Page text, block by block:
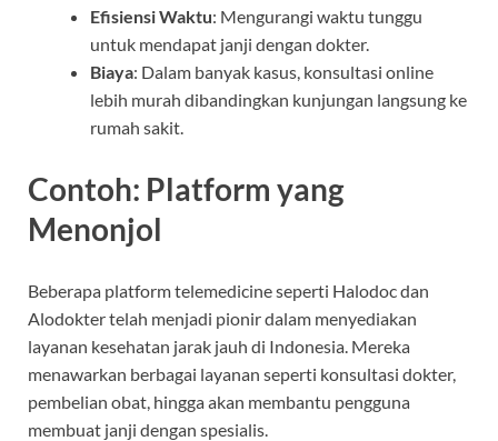
Efisiensi Waktu: Mengurangi waktu tunggu
untuk mendapat janji dengan dokter.
Biaya: Dalam banyak kasus, konsultasi online
lebih murah dibandingkan kunjungan langsung ke
rumah sakit.
Contoh: Platform yang
Menonjol
Beberapa platform telemedicine seperti Halodoc dan
Alodokter telah menjadi pionir dalam menyediakan
layanan kesehatan jarak jauh di Indonesia. Mereka
menawarkan berbagai layanan seperti konsultasi dokter,
pembelian obat, hingga akan membantu pengguna
membuat janji dengan spesialis.